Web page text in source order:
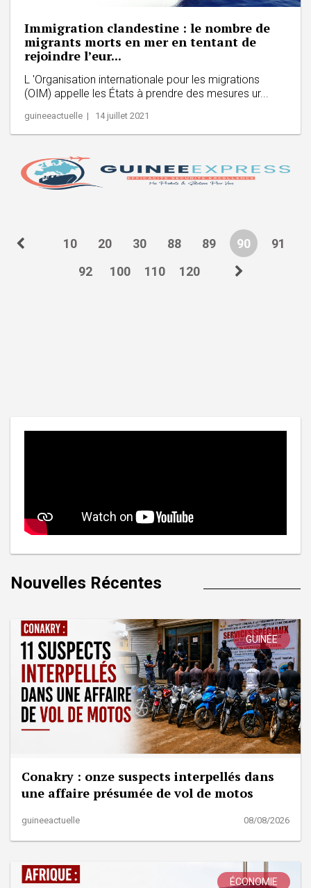
Immigration clandestine : le nombre de
migrants morts en mer en tentant de
rejoindre l’eur...
L 'Organisation internationale pour les migrations
(OIM) appelle les États à prendre des mesures ur...
guineeactuelle | 14 juillet 2021
10 20 30 88 89 90
91
92
100 110 120
Nouvelles Récentes
GUINÉE
Conakry : onze suspects interpellés dans
une affaire présumée de vol de motos
guineeactuelle 08/08/2026
ÉCONOMIE